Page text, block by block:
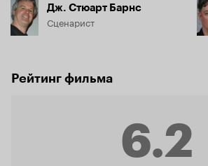
Дж. Стюарт Барнс
Сценарист
Рейтинг фильма
6.2